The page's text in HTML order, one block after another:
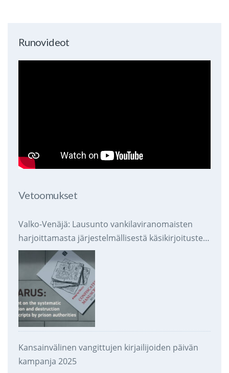
Runovideot
Vetoomukset
Valko-Venäjä: Lausunto vankilaviranomaisten
harjoittamasta järjestelmällisestä käsikirjoitusten
takavarikoinnista ja tuhoamisesta
Kansainvälinen vangittujen kirjailijoiden päivän
kampanja 2025